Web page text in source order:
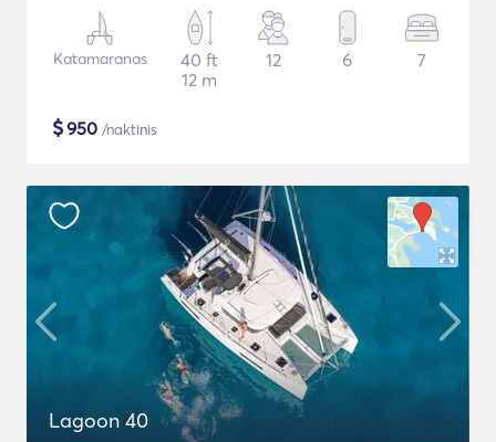
Katamaranas
40 ft
12 m
12 6 7
$950 /naktinis
Lagoon 40